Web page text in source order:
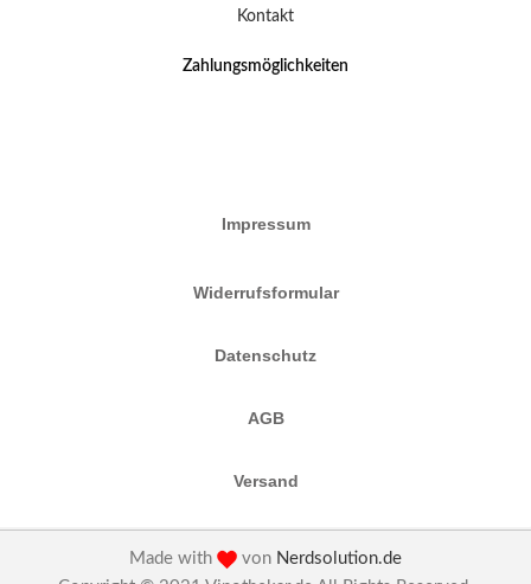
Kontakt
Zahlungsmöglichkeiten
Impressum
Widerrufsformular
Datenschutz
AGB
Versand
Made with von Nerdsolution.de